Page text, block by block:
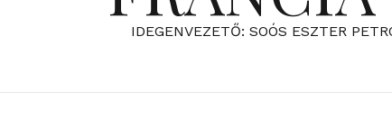
IDEGENVEZETŐ: SOÓS ESZTER